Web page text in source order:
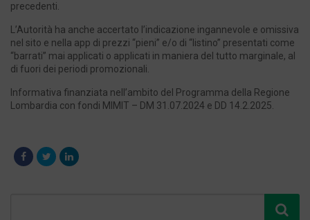
precedenti.
L’Autorità ha anche accertato l’indicazione ingannevole e omissiva
nel sito e nella app di prezzi “pieni” e/o di “listino” presentati come
“barrati” mai applicati o applicati in maniera del tutto marginale, al
di fuori dei periodi promozionali.
Informativa finanziata nell’ambito del Programma della Regione
Lombardia con fondi MIMIT – DM 31.07.2024 e DD 14.2.2025.